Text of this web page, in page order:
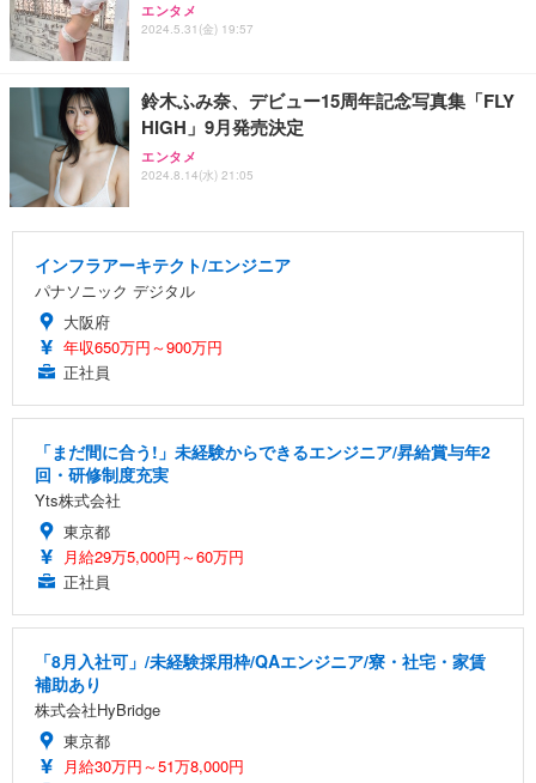
エンタメ
2024.5.31(金) 19:57
鈴木ふみ奈、デビュー15周年記念写真集「FLY
HIGH」9月発売決定
エンタメ
2024.8.14(水) 21:05
インフラアーキテクト/エンジニア
パナソニック デジタル
大阪府
年収650万円～900万円
正社員
「まだ間に合う!」未経験からできるエンジニア/昇給賞与年2
回・研修制度充実
Yts株式会社
東京都
月給29万5,000円～60万円
正社員
「8月入社可」/未経験採用枠/QAエンジニア/寮・社宅・家賃
補助あり
株式会社HyBridge
東京都
月給30万円～51万8,000円